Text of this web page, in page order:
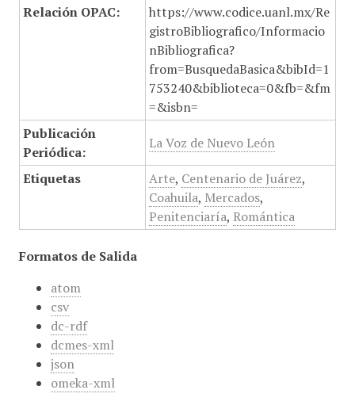
Relación OPAC:
https://www.codice.uanl.mx/Re
gistroBibliografico/Informacio
nBibliografica?
from=BusquedaBasica&bibId=1
753240&biblioteca=0&fb=&fm
=&isbn=
Publicación
Periódica:
La Voz de Nuevo León
Etiquetas Arte, Centenario de Juárez,
Coahuila, Mercados,
Penitenciaría, Romántica
Formatos de Salida
atom
csv
dc-rdf
dcmes-xml
json
omeka-xml